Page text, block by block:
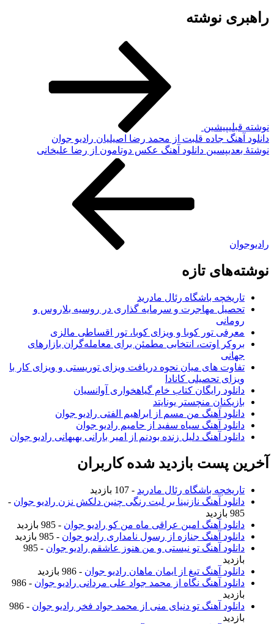
راهبری نوشته
نوشته قبلیپیشین
دانلود آهنگ جاده قلبت از محمد رضا اصیلیان رادیو جوان
نوشته‌ٔ بعدیپسین دانلود آهنگ عکس دوتامون از رضا علیخانی
رادیوجوان
نوشته‌های تازه
تاریخچه باشگاه رئال مادرید
تحصیل مهاجرت و سرمایه گذاری در روسیه بلاروس و
رومانی
معرفی تور کوبا و ویزای کوبا، تور اقساطی مالزی
بروکر اوتت، انتخابی مطمئن برای معامله‌گران بازارهای
جهانی
تفاوت های میان نحوه دریافت ویزای توریستی و ویزای کار با
ویزای تحصیلی کانادا
دانلود رایگان کتاب خام گیاهخواری آوانسیان
بازیکنان منچستر یونایتد
دانلود آهنگ من مسم از ابراهیم الفتی رادیو جوان
دانلود آهنگ سیاه سفید از حامیم رادیو جوان
دانلود آهنگ دلیل زنده بودنم از امیر بارانی بهبهانی رادیو جوان
آخرین پست بازدید شده کاربران
تاریخچه باشگاه رئال مادرید - 107 بازدید
دانلود آهنگ نازنینا بر لبت رنگی چنین دلکش نزن رادیو جوان -
985 بازدید
دانلود آهنگ امین عراقی ماه من کو رادیو جوان - 985 بازدید
دانلود آهنگ جنازه از رسول نامداری رادیو جوان - 985 بازدید
دانلود آهنگ تو نیستی و من هنوز عاشقم رادیو جوان
- 985
بازدید
دانلود آهنگ تیغ از ایمان ماهان رادیو جوان - 986 بازدید
دانلود آهنگ نگاه از محمد جواد علی مردانی رادیو جوان
- 986
بازدید
دانلود آهنگ تو دنیای منی از محمد جواد فخر رادیو جوان
- 986
بازدید